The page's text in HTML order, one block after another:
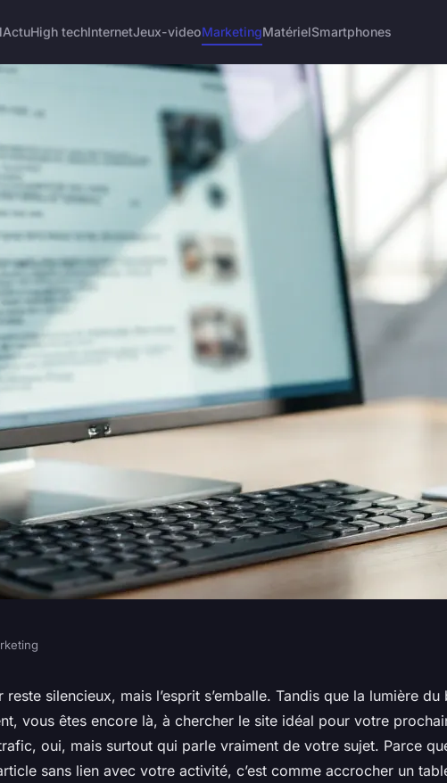
ActuHigh techInternetJeux-videoMarketingMatérielSmartphones
Linkuma
en citations IA
reste silencieux, mais l’esprit s’emballe. Tandis que la lumière du
vous êtes encore là, à chercher le site idéal pour votre
oui, mais surtout qui parle vraiment de votre sujet. Parce
sans lien avec votre activité, c’est comme accrocher un